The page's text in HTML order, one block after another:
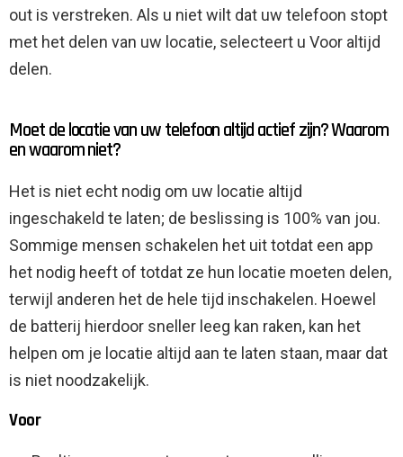
out is verstreken. Als u niet wilt dat uw telefoon stopt
met het delen van uw locatie, selecteert u Voor altijd
delen.
Moet de locatie van uw telefoon altijd actief zijn? Waarom
en waarom niet?
Het is niet echt nodig om uw locatie altijd
ingeschakeld te laten; de beslissing is 100% van jou.
Sommige mensen schakelen het uit totdat een app
het nodig heeft of totdat ze hun locatie moeten delen,
terwijl anderen het de hele tijd inschakelen. Hoewel
de batterij hierdoor sneller leeg kan raken, kan het
helpen om je locatie altijd aan te laten staan, maar dat
is niet noodzakelijk.
Voor